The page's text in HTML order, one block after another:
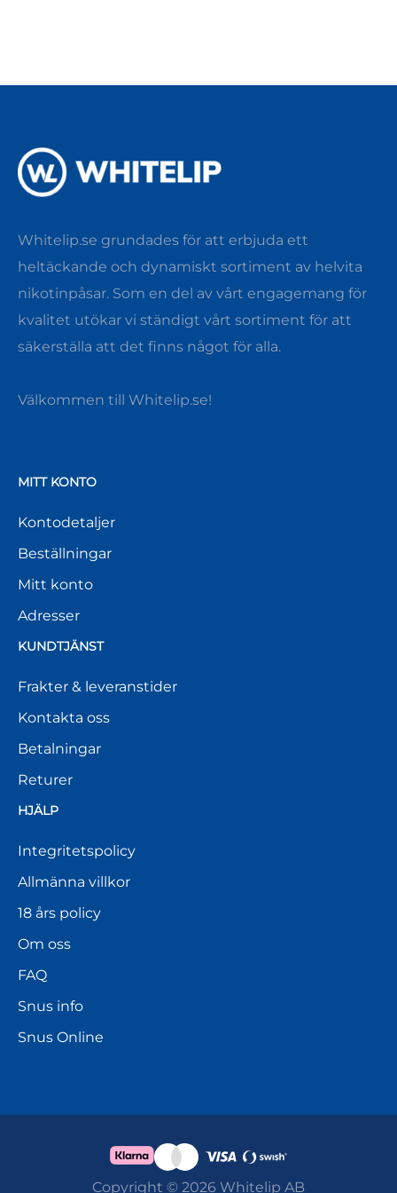
Whitelip.se grundades för att erbjuda ett
heltäckande och dynamiskt sortiment av helvita
nikotinpåsar. Som en del av vårt engagemang för
kvalitet utökar vi ständigt vårt sortiment för att
säkerställa att det finns något för alla.
Välkommen till Whitelip.se!
MITT KONTO
Kontodetaljer
Beställningar
Mitt konto
Adresser
KUNDTJÄNST
Frakter & leveranstider
Kontakta oss
Betalningar
Returer
HJÄLP
Integritetspolicy
Allmänna villkor
18 års policy
Om oss
FAQ
Snus info
Snus Online
Copyright © 2026 Whitelip AB